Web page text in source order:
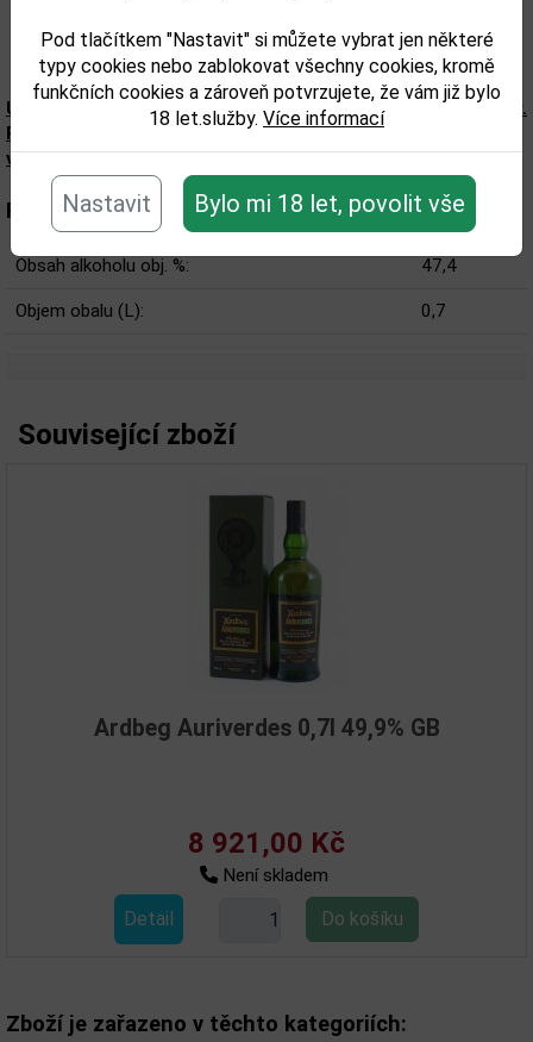
Pod tlačítkem "Nastavit" si můžete vybrat jen některé
typy cookies nebo zablokovat všechny cookies, kromě
funkčních cookies a zároveň potvrzujete, že vám již bylo
18 let.služby. Více informací
Nastavit Bylo mi 18 let, povolit vše
Upozorňujeme, že tento produkt může obsahovat alergeny.
Přesné složení a alergeny jsou k dispozici na obalu
výrobku. Zkontrolujte prosím před konzumací.
Parametry:
Obsah alkoholu obj. %: 47,4
Objem obalu (L): 0,7
Související zboží
Ardbeg Auriverdes 0,7l 49,9% GB
8 921,00 Kč
Není skladem
Detail
Zboží je zařazeno v těchto kategoriích: